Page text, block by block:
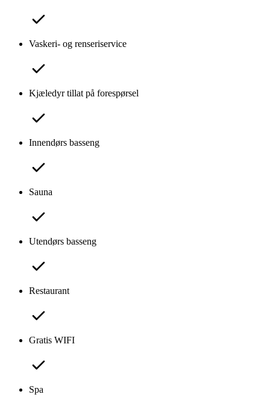
Vaskeri- og renseriservice
Kjæledyr tillat på forespørsel
Innendørs basseng
Sauna
Utendørs basseng
Restaurant
Gratis WIFI
Spa